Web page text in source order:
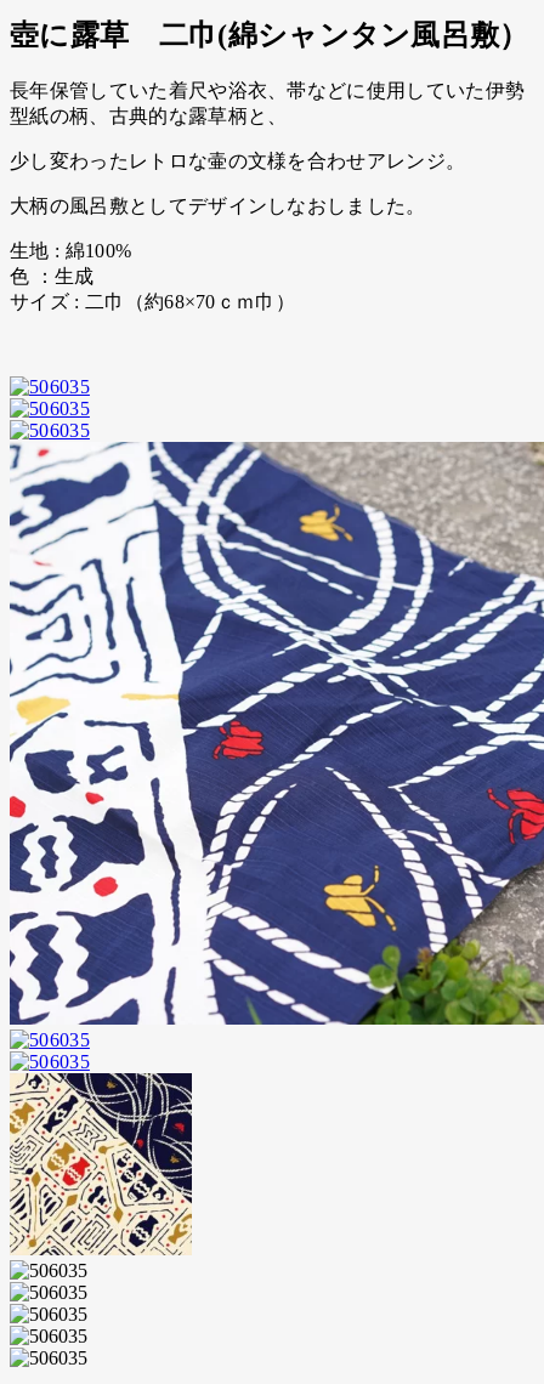
壺に露草 二巾(綿シャンタン風呂敷）
長年保管していた着尺や浴衣、帯などに使用していた伊勢
型紙の柄、古典的な露草柄と、
少し変わったレトロな壷の文様を合わせアレンジ。
大柄の風呂敷としてデザインしなおしました。
生地 : 綿100%
色 ：生成
サイズ : 二巾（約68×70ｃｍ巾）